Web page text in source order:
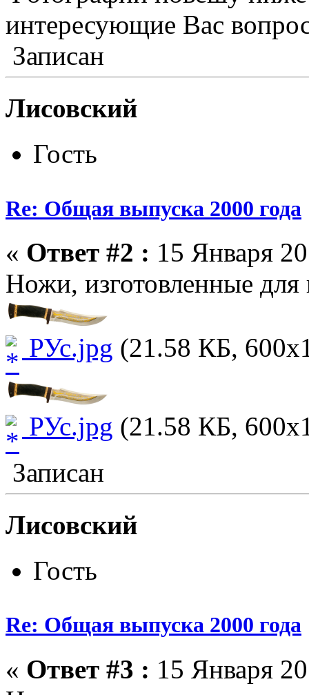
интересующие Вас
Записан
Лисовский
Гость
Re: Общая выпуска 2000 года
« Ответ #2 : 15 Января
Ножи, изготовленные
РУс.jpg (21.58 КБ,
РУс.jpg (21.58 КБ,
Записан
Лисовский
Гость
Re: Общая выпуска 2000 года
« Ответ #3 : 15 Января